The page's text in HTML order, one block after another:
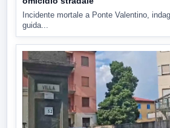
Incidente mortale a Ponte Valentino,
guida...